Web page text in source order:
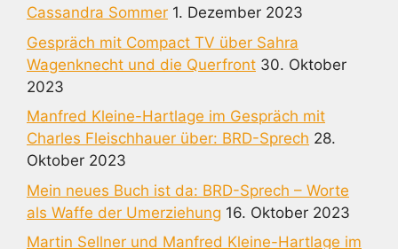
Cassandra Sommer 1. Dezember 2023
Gespräch mit Compact TV über Sahra
Wagenknecht und die Querfront 30. Oktober
2023
Manfred Kleine-Hartlage im Gespräch mit
Charles Fleischhauer über: BRD-Sprech 28.
Oktober 2023
Mein neues Buch ist da: BRD-Sprech – Worte
als Waffe der Umerziehung 16. Oktober 2023
Martin Sellner und Manfred Kleine-Hartlage im